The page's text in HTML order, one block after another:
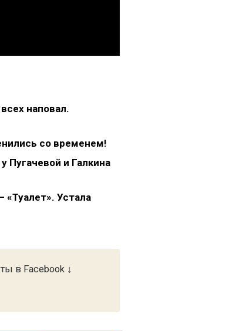
наповал.
со временем!
Пугачевой и Галкина
«Туалет». Устала
в Facebook ↓